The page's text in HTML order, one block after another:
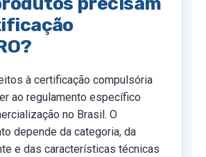
à certificação compulsória
ao regulamento específico
no Brasil. O
depende da categoria, da
e das características técnicas